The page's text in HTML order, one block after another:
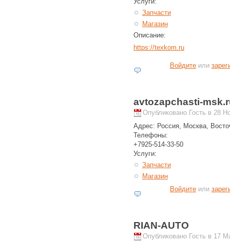
Запчасти
Магазин
Описание:
https://texkom.ru
Войдитеили
avtozapchasti-
Опубликовано Гость в 28
Адрес: Россия, Москва,
Телефоны:
+7925-514-33-50
Услуги:
Запчасти
Магазин
Войдитеили
RIAN-AUTO
Опубликовано Гость в 17